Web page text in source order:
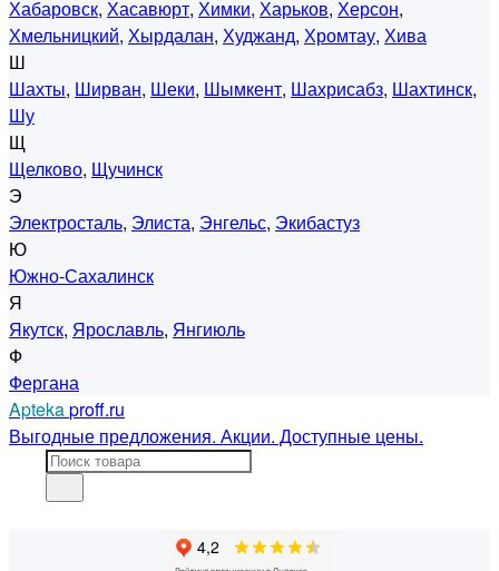
Хабаровск, Хасавюрт, Химки, Харьков, Херсон,
Хмельницкий, Хырдалан, Худжанд, Хромтау, Хива
Ш
Шахты, Ширван, Шеки, Шымкент, Шахрисабз, Шахтинск,
Шу
Щ
Щелково, Щучинск
Э
Электросталь, Элиста, Энгельс, Экибастуз
Ю
Южно-Сахалинск
Я
Якутск, Ярославль, Янгиюль
Ф
Фергана
Aptekaproff.ru
Выгодные предложения. Акции. Доступные цены.